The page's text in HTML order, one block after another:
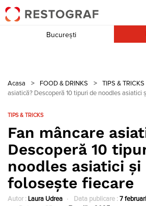
București
Acasa > FOOD & DRINKS > TIPS & TRICKS
asiatică? Descoperă 10 tipuri de noodles asiatici
TIPS & TRICKS
Fan mâncare
Descoperă 10
noodles asiatici și
folosește fiecare
Autor : Laura Udrea Data publicare : 7